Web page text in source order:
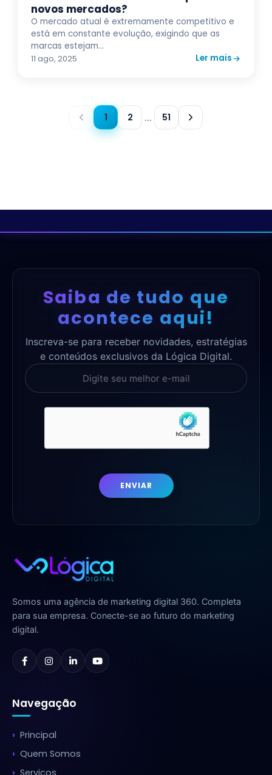
novos mercados?
O mercado atual é extremamente competitivo e
está em constante evolução, exigindo que as
marcas estejam...
11 ago, 2025
Ler mais
1 2 … 51
Saiba de tudo que
acontece aqui!
Inscreva-se para receber novidades, estratégias
e conteúdos exclusivos da Lógica Digital.
ENVIAR
Somos uma agência de marketing digital 360. Completa
para sua empresa. Conecte-se ao futuro do marketing
digital.
Navegação
Principal
Quem Somos